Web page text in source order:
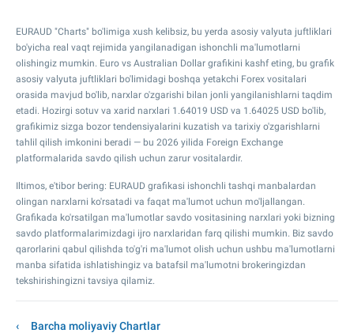
EURAUD "Charts" bo'limiga xush kelibsiz, bu yerda asosiy valyuta juftliklari
bo'yicha real vaqt rejimida yangilanadigan ishonchli ma'lumotlarni
olishingiz mumkin. Euro vs Australian Dollar grafikini kashf eting, bu grafik
asosiy valyuta juftliklari bo'limidagi boshqa yetakchi Forex vositalari
orasida mavjud bo'lib, narxlar o'zgarishi bilan jonli yangilanishlarni taqdim
etadi. Hozirgi sotuv va xarid narxlari 1.64019 USD va 1.64025 USD bo'lib,
grafikimiz sizga bozor tendensiyalarini kuzatish va tarixiy o'zgarishlarni
tahlil qilish imkonini beradi — bu 2026 yilida Foreign Exchange
platformalarida savdo qilish uchun zarur vositalardir.
Iltimos, e'tibor bering: EURAUD grafikasi ishonchli tashqi manbalardan
olingan narxlarni ko'rsatadi va faqat ma'lumot uchun mo'ljallangan.
Grafikada ko'rsatilgan ma'lumotlar savdo vositasining narxlari yoki bizning
savdo platformalarimizdagi ijro narxlaridan farq qilishi mumkin. Biz savdo
qarorlarini qabul qilishda to'g'ri ma'lumot olish uchun ushbu ma'lumotlarni
manba sifatida ishlatishingiz va batafsil ma'lumotni brokeringizdan
tekshirishingizni tavsiya qilamiz.
Barcha moliyaviy Chartlar